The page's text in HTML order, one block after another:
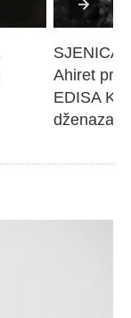
SJENICA
Ahiret
EDISA
dženaza